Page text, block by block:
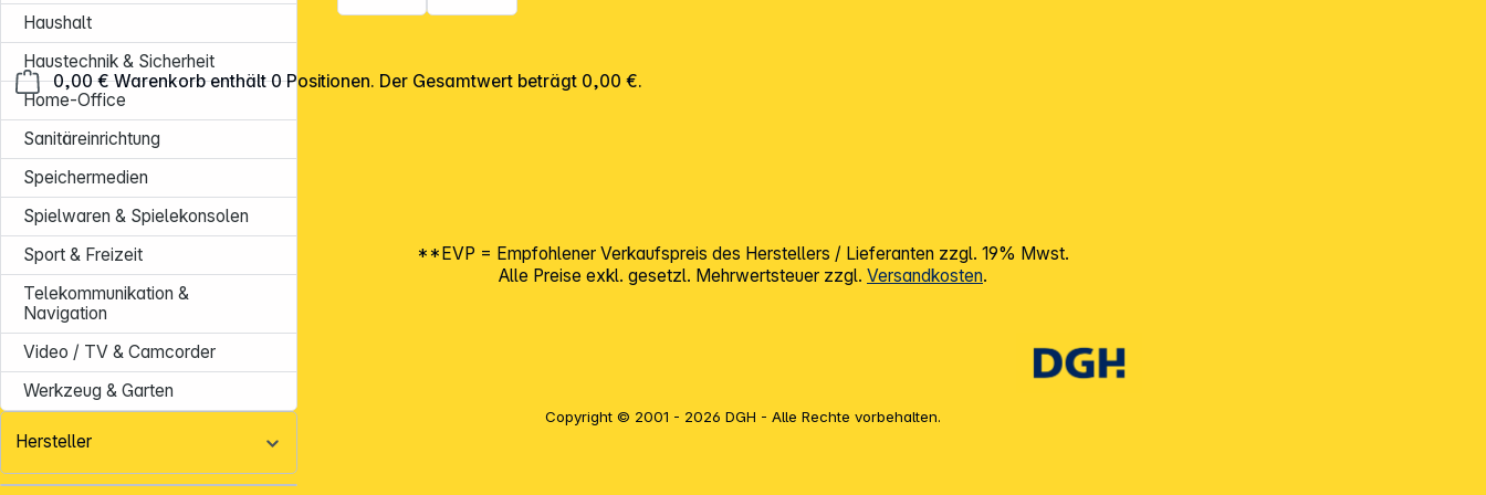
0,00 € Warenkorb enthält 0 Positionen. Der Gesamtwert beträgt 0,00 €.
Haushalt
Haustechnik & Sicherheit
Home-Office
Sanitäreinrichtung
Speichermedien
Spielwaren & Spielekonsolen
Sport & Freizeit
Telekommunikation &
Navigation
Video / TV & Camcorder
Werkzeug & Garten
Hersteller
**EVP = Empfohlener Verkaufspreis des Herstellers / Lieferanten zzgl. 19% Mwst.
Alle Preise exkl. gesetzl. Mehrwertsteuer zzgl. Versandkosten.
Copyright © 2001 - 2026 DGH - Alle Rechte vorbehalten.